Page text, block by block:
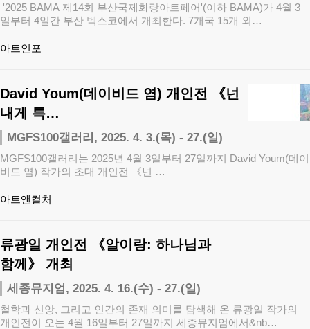
'2025 BAMA 제14회 부산국제화랑아트페어'(이하 BAMA)가 4월 3
일부터 4일간 부산 벡스코에서 개최한다. 7개국 15개 외…
아트인포
David Youm(데이비드 염) 개인전 《넌
내게 특…
MGFS100갤러리, 2025. 4. 3.(목) - 27.(일)
MGFS100갤러리는 2025년 4월 3일부터 27일까지 David Youm(데이
비드 염) 작가의 초대 개인전 《넌 …
아트앤컬처
류광일 개인전 《알이랑: 하나님과
함께》 개최
세종뮤지엄, 2025. 4. 16.(수) - 27.(일)
철학과 신앙, 그리고 인간의 존재 의미를 탐색해 온 류광일 작가의
개인전이 오는 4월 16일부터 27일까지 세종뮤지엄에서&nb…